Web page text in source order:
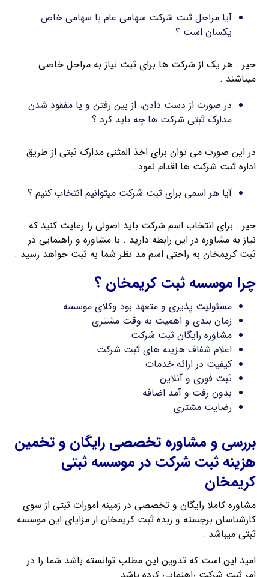
آیا مراحل ثبت شرکت سهامی عام با سهامی خاص
یکسان است ؟
خیر . هر یک از شرکت ها برای ثبت نیاز به مراحل خاصی
میباشند .
در صورت از دست دادن، از بین رفتن و یا مفقود شدن
مدارک ثبتی شرکت ها چه باید کرد ؟
در این صورت می توان برای اخذ المثنی مدارک ثبتی از طریق
اداره ثبت شرکت ها اقدام نمود .
آیا هر اسمی برای ثبت شرکت میتوانیم انتخاب کنیم ؟
خیر . برای انتخاب اسم شرکت باید اصولی را رعایت کنید که
نیاز به مشاوره در این رابطه دارید . با مشاوره و راهنمایی در
ثبت کریمخان به راحتی اسم مد نظر شما به ثبت خواهد رسید .
چرا موسسه ثبت کریمخان ؟
مسئولیت پذیری و متعهد بود وکلای موسسه
زمان بندی و اهمیت به وقت مشتری
مشاوره رایگان ثبت شرکت
اعلام شفاف هزینه های ثبت شرکت
کیفیت در ارائه خدمات
ثبت فوری و آنلاین
بدون رفت و آمد اضافه
رضایت مشتری
بررسی و مشاوره تخصصی رایگان و تخمین
هزینه ثبت شرکت در موسسه ثبتی
کریمخان
مشاوره کاملا رایگان و تخصصی در زمینه امورات ثبتی از سوی
کارشناسان برجسته و زبده ثبت کریمخان از مزایای این موسسه
ثبتی میباشد .
امید این است که تدوین این مطلب توانسته باشد شما را در